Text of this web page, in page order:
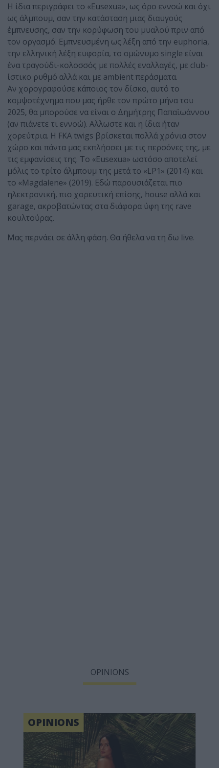
Η ίδια περιγράφει το «Eusexua», ως όρο εννοώ και όχι
ως άλμπουμ, σαν την κατάσταση μιας διαυγούς
έμπνευσης, σαν την κορύφωση του μυαλού πριν από
τον οργασμό. Εμπνευσμένη ως λέξη από την euphoria,
την ελληνική λέξη ευφορία, το ομώνυμο single είναι
ένα τραγούδι-κολοσσός με πολλές εναλλαγές, με club-
ίστικο ρυθμό αλλά και με ambient περάσματα.
Αν χορογραφούσε κάποιος τον δίσκο, αυτό το
κομψοτέχνημα που μας ήρθε τον πρώτο μήνα του
2025, θα μπορούσε να είναι ο Δημήτρης Παπαϊωάννου
(αν πιάνετε τι εννοώ). Αλλωστε και η ίδια ήταν
χορεύτρια. Η FKA twigs βρίσκεται πολλά χρόνια στον
χώρο και πάντα μας εκπλήσσει με τις περσόνες της, με
τις εμφανίσεις της. Το «Eusexua» ωστόσο αποτελεί
μόλις το τρίτο άλμπουμ της μετά το «LP1» (2014) και
το «Magdalene» (2019). Εδώ παρουσιάζεται πιο
ηλεκτρονική, πιο χορευτική επίσης, house αλλά και
garage, ακροβατώντας στα διάφορα ύφη της rave
κουλτούρας.
Μας περνάει σε άλλη φάση. Θα ήθελα να τη δω live.
OPINIONS
OPINIONS